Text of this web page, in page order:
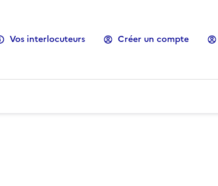
Vos interlocuteurs Créer un compte